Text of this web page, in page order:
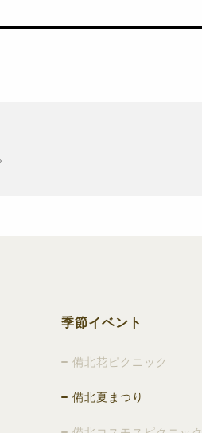
季節イベント
備北花ピクニック
備北夏まつり